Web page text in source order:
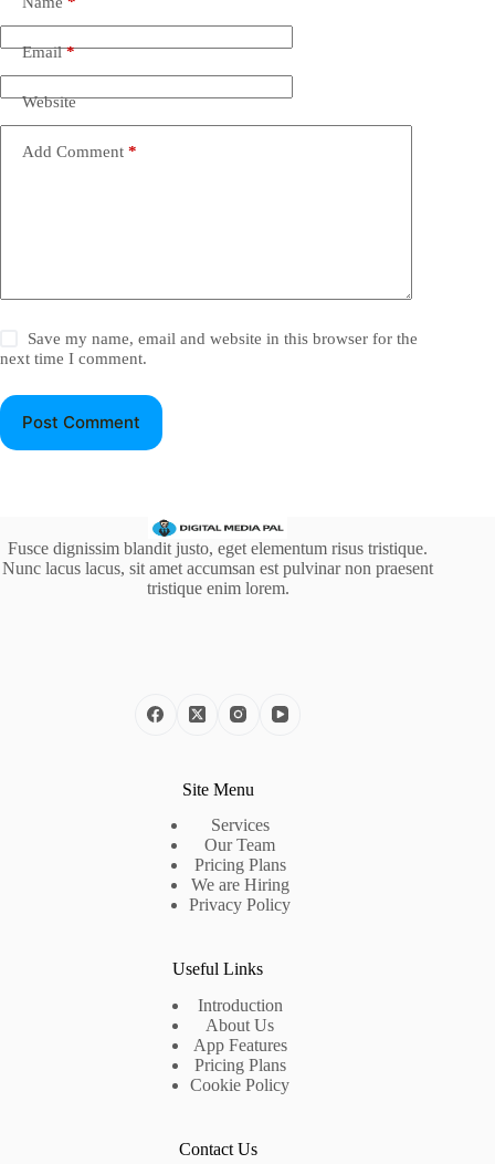
Email*
Website
Add Comment *
Save my name, email and website in this browser for the
next time I comment.
Post Comment
Fusce dignissim blandit justo, eget elementum risus tristique.
Nunc lacus lacus, sit amet accumsan est pulvinar non praesent
tristique enim lorem.
Site Menu
Services
Our Team
Pricing Plans
We are Hiring
Privacy Policy
Useful Links
Introduction
About Us
App Features
Pricing Plans
Cookie Policy
Contact Us